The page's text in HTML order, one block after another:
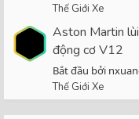
Thế Giới Xe
Aston Martin
động cơ V12
Bắt đầu bởi
Thế Giới Xe